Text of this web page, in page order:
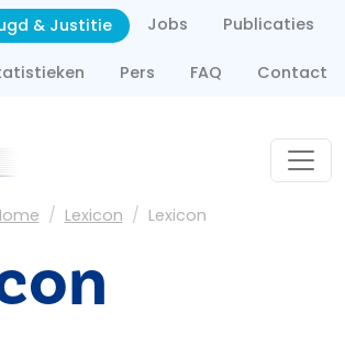
de inhoud gaan
navigation
& Justitie Jobs Publicaties
Pers FAQ Contact
Lexicon Lexicon